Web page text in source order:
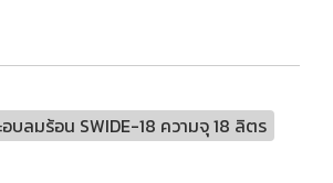
บลมร้อน SWIDE-18 ความจุ 18 ลิตร